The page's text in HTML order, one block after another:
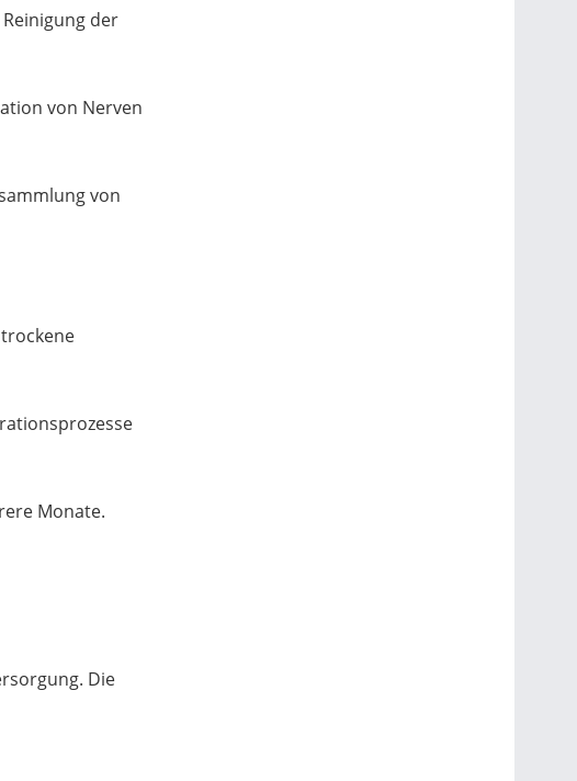
der
von Nerven
von
Monate.
Die